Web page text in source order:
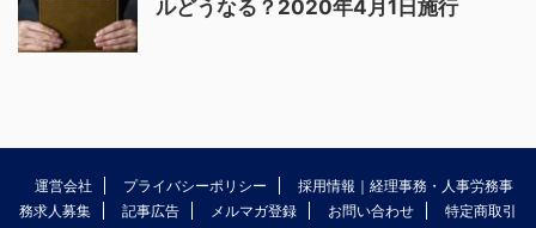
ルどうなる？2020年4月1日施行
運営会社 プライバシーポリシー
採用情報｜経理事務・人事労務事
務求人募集
記事広告 メルマガ登録 お問い合わせ
特定商取引